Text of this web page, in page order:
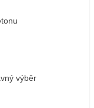
výběr